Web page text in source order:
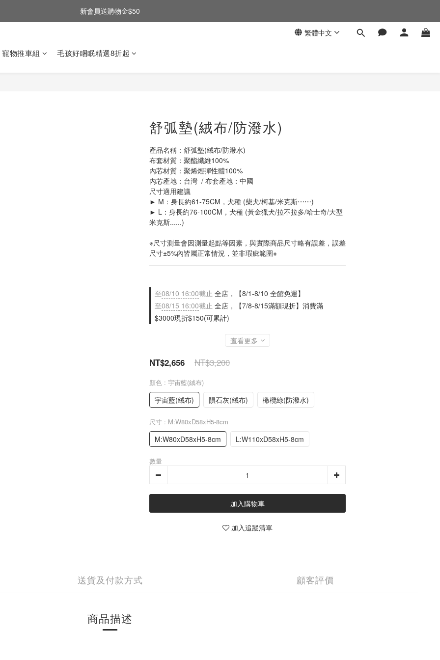
新會員送購物金$50
繁體中文
寵物推車組 毛孩好睏眠精選8折起
舒弧墊(絨布/防潑水)
產品名稱：舒弧墊(絨布/防潑水)
布套材質：聚酯纖維100%
內芯材質：聚烯烴彈性體100%
內芯產地：台灣  / 布套產地：中國
尺寸適用建議
► L：身長約76-100CM，犬種 (黃金獵犬/拉不拉多/哈士奇/大型
米克斯......)
※尺寸測量會因測量起點等因素，與實際商品尺寸略有誤差，誤差
尺寸±5%內皆屬正常情況，並非瑕疵範圍※
至08/10 16:00截止 全店，【8/1-8/10 全館免運】
至08/15 16:00截止 全店，【7/8-8/15滿額現折】消費滿
$3000現折$150(可累計)
查看更多
NT$3,200
NT$2,656
顏色 : 宇宙藍(絨布)
宇宙藍(絨布) 隕石灰(絨布) 橄欖綠(防潑水)
尺寸 : M:W80xD58xH5-8cm
M:W80xD58xH5-8cm L:W110xD58xH5-8cm
數量
加入購物車
加入追蹤清單
送貨及付款方式 顧客評價
商品描述